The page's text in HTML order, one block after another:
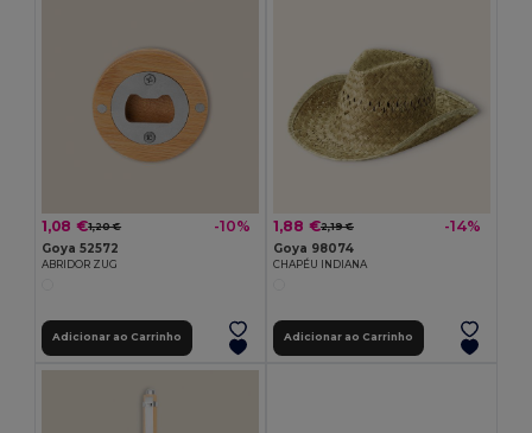
1,08 €1,20 € -10%
Goya 52572
ABRIDOR ZUG
Adicionar ao Carrinho
1,88 €2,19 € -14%
Goya 98074
CHAPÉU INDIANA
Adicionar ao Carrinho